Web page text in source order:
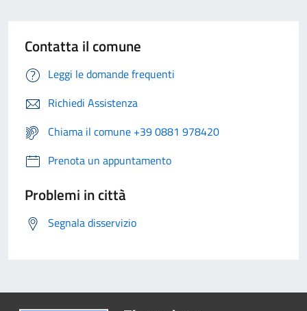
Contatta il comune
Leggi le domande frequenti
Richiedi Assistenza
Chiama il comune +39 0881 978420
Prenota un appuntamento
Problemi in città
Segnala disservizio